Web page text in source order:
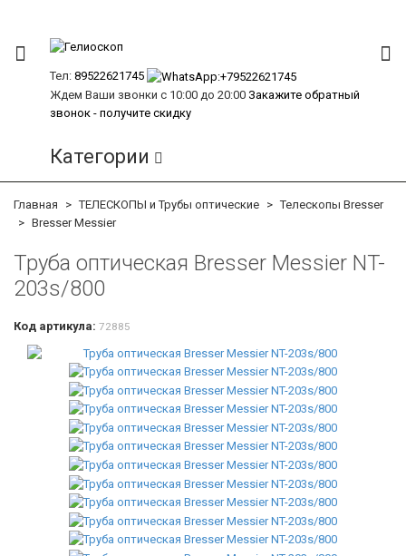
Тел: 89522621745
Ждем Ваши звонки с 10:00 до 20:00 Закажите обратный
звонок - получите скидку
Категории
Главная ТЕЛЕСКОПЫ и Трубы оптические
Телескопы Bresser
Bresser Messier
Труба оптическая Bresser Messier NT-
203s/800
Код артикула: 72885